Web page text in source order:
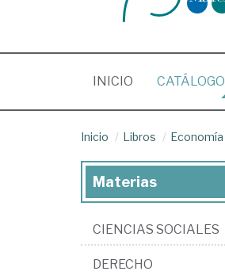
INICIO (CURRENT)
CATÁLOGO
Inicio Libros Economía
Materias
CIENCIAS SOCIALES
DERECHO